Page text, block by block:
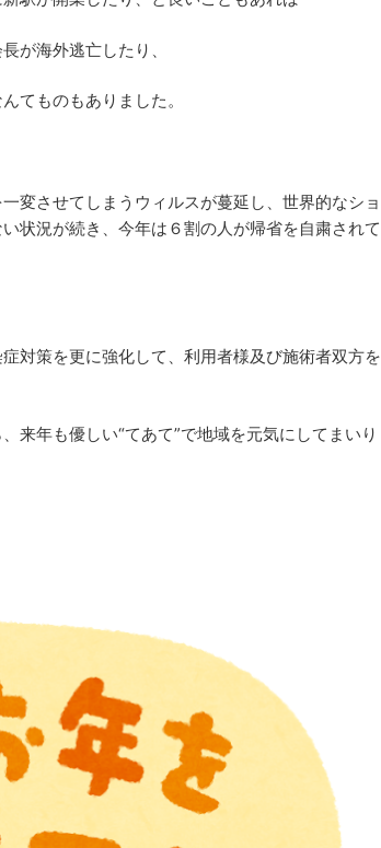
が海外逃亡したり、
てものもありました。
変させてしまうウィルスが蔓延し、世界的なショ
状況が続き、今年は６割の人が帰省を自粛されて
対策を更に強化して、利用者様及び施術者双方を
来年も優しい“てあて”で地域を元気にしてまいり